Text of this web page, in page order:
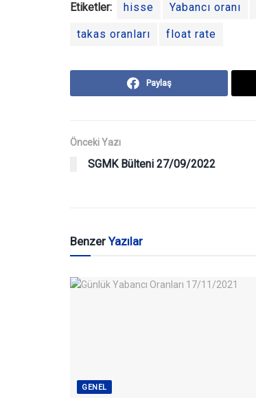
Etiketler: hisse Yabancı oranı
takas oranları float rate
Paylaş
Önceki Yazı
SGMK Bülteni 27/09/2022
BenzerYazılar
GENEL